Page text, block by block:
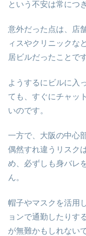
という不安は常につ
意外だった点は、店
ィスやクリニックな
居ビルだったことです
ようするにビルに入
ても、すぐにチャッ
いのです。
一方で、大阪の中心
偶然すれ違うリスク
め、必ずしも身バレ
ん。
帽子やマスクを活用
ョンで通勤したりす
が無難かもしれない